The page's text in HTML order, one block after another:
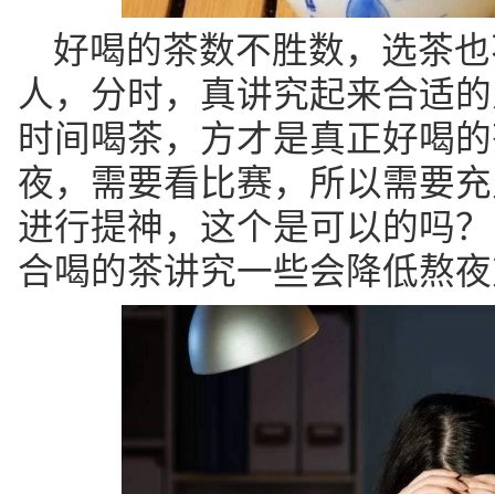
好喝的茶数不胜数，选茶
人，分时，真讲究起来合适
时间喝茶，方才是真正好喝
夜，需要看比赛，所以需要
进行提神，这个是可以的吗
合喝的茶讲究一些会降低熬